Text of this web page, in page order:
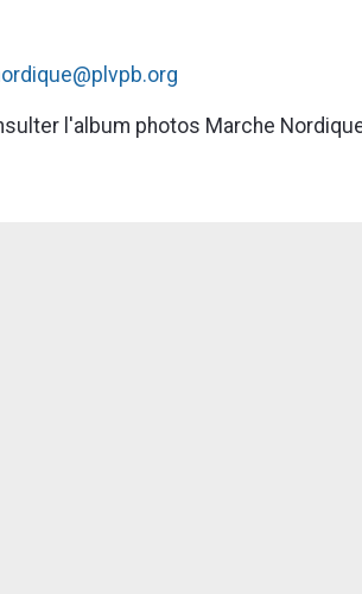
l'album photos Marche